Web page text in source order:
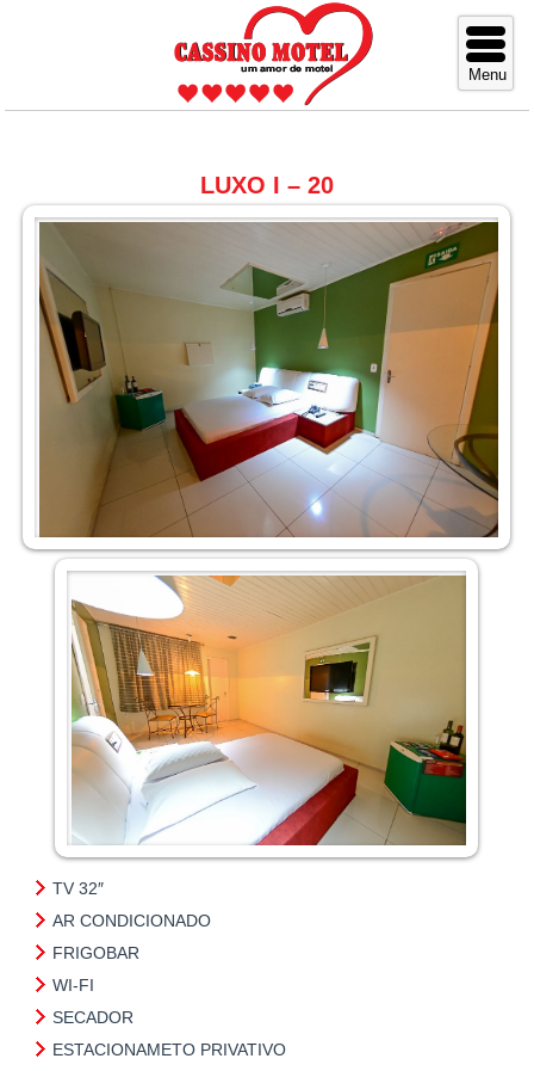
LUXO I – 20
TV 32″
AR CONDICIONADO
FRIGOBAR
WI-FI
SECADOR
ESTACIONAMETO PRIVATIVO